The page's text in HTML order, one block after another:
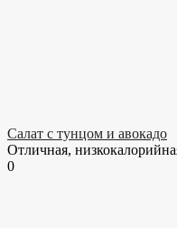
Салат с тунцом и авокадо
Отличная,
0